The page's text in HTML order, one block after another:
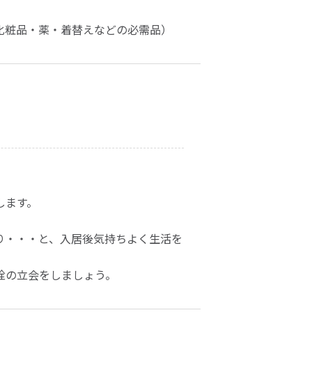
品・薬・着替えなどの必需品）
す。
・・と、入居後気持ちよく生活を
立会をしましょう。